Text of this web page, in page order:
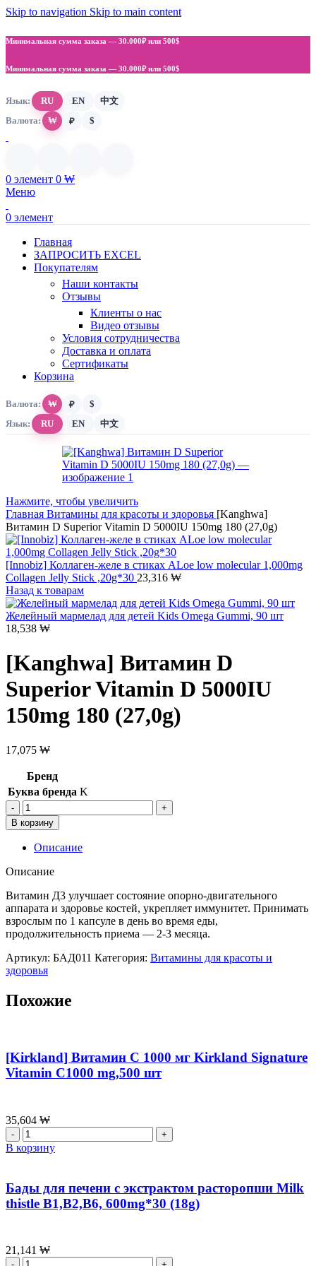
Skip to navigation Skip to main content
Минимальная сумма заказа — 30.000₽ или 500$
Минимальная сумма заказа — 30.000₽ или 500$
Язык: RU EN
中文
Валюта:
₩ ₽ $
0 элемент 0 ₩
Меню
0 элемент
Главная
ЗАПРОСИТЬ EXCEL
Покупателям
Наши контакты
Отзывы
Клиенты о нас
Видео отзывы
Условия сотрудничества
Доставка и оплата
Сертификаты
Корзина
Валюта: ₩ ₽
$
Язык:
RU EN 中文
Нажмите, чтобы увеличить
Главная Витамины для красоты и здоровья [Kanghwa]
Витамин D Superior Vitamin D 5000IU 150mg 180 (27,0g)
[Innobiz] Коллаген-желе в стиках ALoe low molecular 1,000mg
Collagen Jelly Stick ,20g*30 23,316 ₩
Назад к товарам
Желейный мармелад для детей Kids Omega Gummi, 90 шт
18,538 ₩
[Kanghwa] Витамин D
Superior Vitamin D 5000IU
150mg 180 (27,0g)
17,075 ₩
Бренд
Буква бренда K
Количество
товара
[Kanghwa]
Витамин
Superior
D
5000IU
150mg
180
В корзину
Описание
Описание
Витамин Д3 улучшает состояние опорно-двигательного
аппарата и здоровье костей, укрепляет иммунитет. Принимать
взрослым по 1 капсуле в день во время еды,
продолжительность приема — 2-3 месяца.
Артикул: БАД011 Категория: Витамины для красоты и
здоровья
Похожие
[Kirkland] Витамин С 1000 мг Kirkland Signature
Vitamin C1000 mg,500 шт
35,604 ₩
Количество
товара
[Kirkland]
1000
мг
Vitamin
C1000
В корзину
Бады для печени с экстрактом расторопши Milk
thistle B1,B2,B6, 600mg*30 (18g)
21,141 ₩
Количество